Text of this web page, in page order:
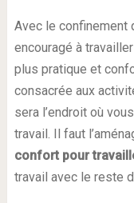
Avec le confinement
encouragé à
plus pratique et
consacrée aux
sera l’endroit où
travail. Il faut
confort pour
travail avec le reste